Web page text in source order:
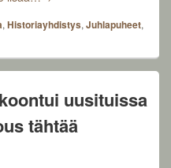
, Historiayhdistys, Juhlapuheet,
uusituissa
tähtää